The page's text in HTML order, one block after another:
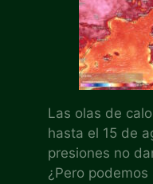
Las olas de
hasta el 15 de
presiones no
¿Pero